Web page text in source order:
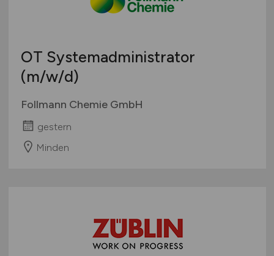
OT Systemadministrator
(m/w/d)
Follmann Chemie GmbH
gestern
Minden